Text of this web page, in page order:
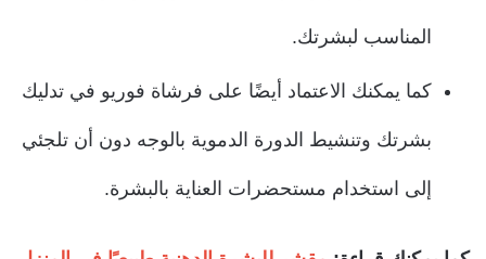
المناسب لبشرتك.
كما يمكنك الاعتماد أيضًا على فرشاة فوريو في تدليك
بشرتك وتنشيط الدورة الدموية بالوجه دون أن تلجئي
إلى استخدام مستحضرات العناية بالبشرة.